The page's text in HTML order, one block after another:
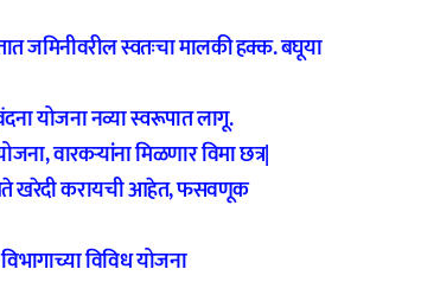
जमिनीवरील स्वतःचा मालकी हक्क. बघूया
योजना नव्या स्वरूपात लागू.
वारकऱ्यांना मिळणार विमा छत्र‌|
खरेदी करायची आहेत, फसवणूक
विविध योजना